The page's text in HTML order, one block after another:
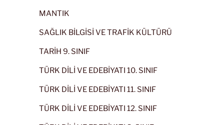
MANTIK
SAĞLIK BİLGİSİ VE TRAFİK KÜLTÜRÜ
TARİH 9. SINIF
TÜRK DİLİ VE EDEBİYATI 10. SINIF
TÜRK DİLİ VE EDEBİYATI 11. SINIF
TÜRK DİLİ VE EDEBİYATI 12. SINIF